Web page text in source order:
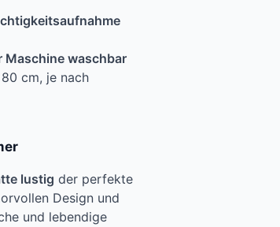
Maschine waschbar
cm, je nach
lustig der perfekte
Design und
und lebendige